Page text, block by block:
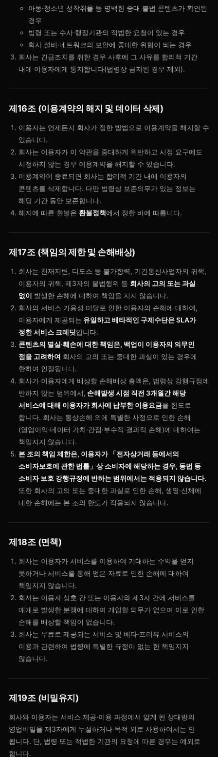
아동·청소년 성착취물 등 명백한 중대 불법 콘텐츠가 확인된
경우
법령 또는 수사·행정기관의 적법한 요청이 있는 경우
회사 설비·네트워크의 보안에 중대한 위협이 되는 경우
회사는 긴급조치를 취한 경우 사후에 그 사유를 합리적 기간
내에 이용자에게 통지합니다(법령상 금지된 경우 제외).
제16조 (이용계약의 해지 및 데이터 삭제)
이용자는 언제든지 회사가 정한 방법으로 이용계약을 해지할 수
있습니다.
회사는 이용자가 이 약관을 중대하게 위반하고 시정 요구에도
시정하지 않는 경우 이용계약을 해지할 수 있습니다.
이용계약이 종료되면 회사는 합리적 기간 내에 이용자의
콘텐츠를 삭제합니다. 다만 법령상 보존의무가 있는 정보는
해당 기간 동안 보존합니다.
해지에 따른 환불은 환불정책에서 정한 바에 따릅니다.
제17조 (책임의 제한 및 손해배상)
회사는 천재지변, 디도스 등 불가항력, 기간통신사업자의 귀책,
이용자의 귀책, 제3자의 불법행위 등 회사의 고의 또는 과실
없이 발생한 손해에 대하여 책임을 지지 않습니다.
회사의 서비스 가용성 미달로 인한 이용자의 손해에 대하여,
이용자에게 제공되는 유일하고 배타적인 구제수단은 SLA가
정한 서비스 크레딧입니다.
콘텐츠의 멸실·훼손에 대한 책임은, 백업이 이용자의 의무인
점을 고려하여 회사의 고의 또는 중대한 과실이 있는 경우에
한하여 인정됩니다.
회사가 이용자에게 배상할 손해배상 총액은, 법령상 강행규정에
반하지 않는 범위에서, 손해발생 시점 직전 3개월간 해당
서비스에 대해 이용자가 회사에 납부한 이용요금을 한도로
합니다. 회사는 통상손해 외에 특별한 사정으로 인한 손해
(영업이익·데이터 가치·간접·부수적·결과적 손해)에 대하여는
책임지지 않습니다.
본 조의 책임 제한은, 이용자가 「전자상거래 등에서의
소비자보호에 관한 법률」상 소비자에 해당하는 경우, 동법 등
소비자 보호 강행규정에 반하는 범위에서는 적용되지 않습니다.
또한 회사의 고의 또는 중대한 과실로 인한 손해, 생명·신체에
대한 손해에는 본 조의 한도가 적용되지 않습니다.
제18조 (면책)
회사는 이용자가 서비스를 이용하여 기대하는 수익을 얻지
못하거나 서비스를 통해 얻은 자료로 인한 손해에 대하여
책임지지 않습니다.
회사는 이용자 상호 간 또는 이용자와 제3자 간에 서비스를
매개로 발생한 분쟁에 대하여 개입할 의무가 없으며 이로 인한
손해를 배상할 책임이 없습니다.
회사는 무료로 제공되는 서비스 및 베타·프리뷰 서비스의
이용과 관련하여 법령에 특별한 규정이 없는 한 책임지지
않습니다.
제19조 (비밀유지)
회사와 이용자는 서비스 제공·이용 과정에서 알게 된 상대방의
영업비밀을 제3자에게 누설하거나 목적 외로 사용하여서는 안
됩니다. 단, 법령 또는 적법한 기관의 요청에 따른 경우는 예외로
합니다.